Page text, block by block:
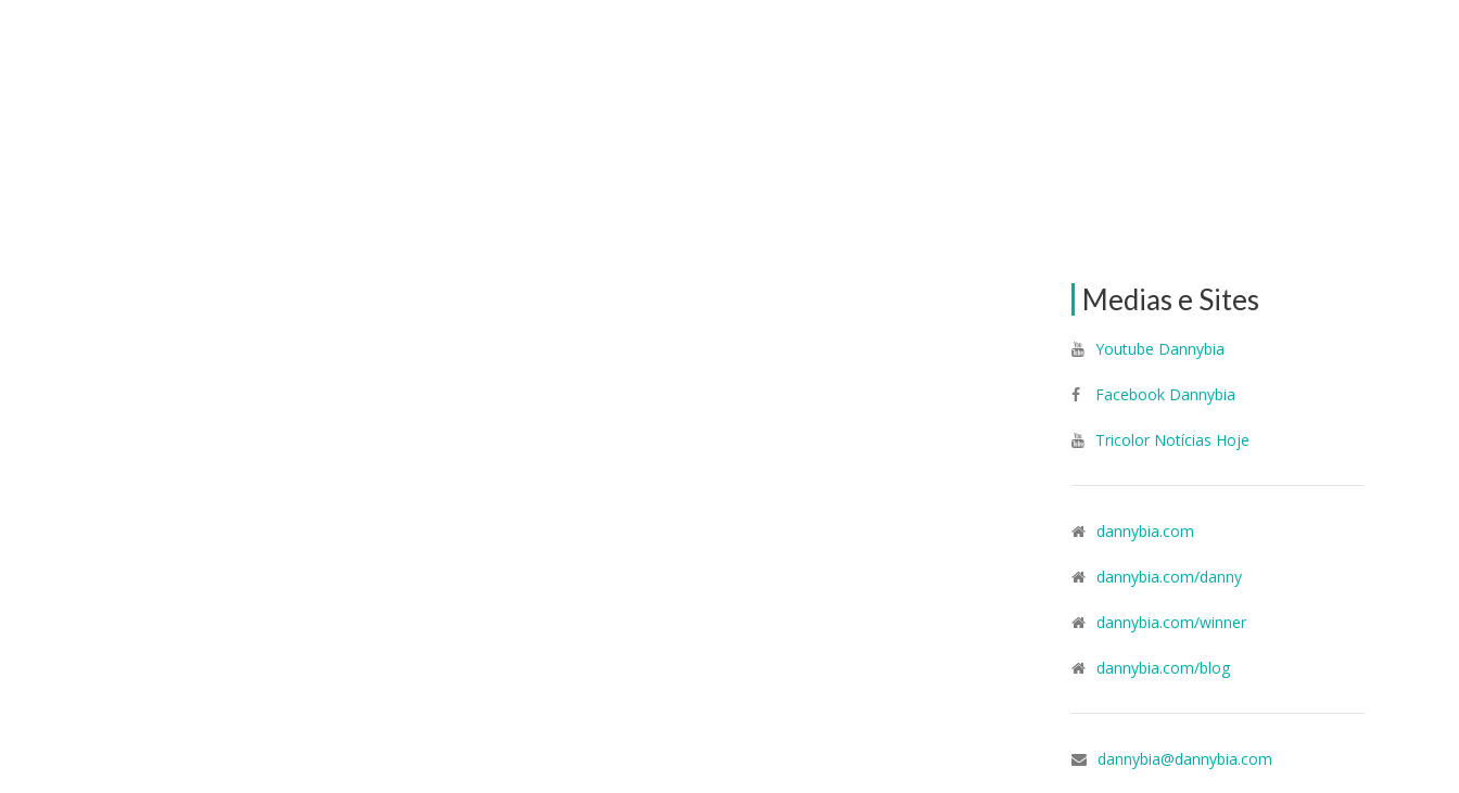
Medias e Sites
Youtube Dannybia
Facebook Dannybia
Tricolor Notícias Hoje
dannybia.com
dannybia.com/danny
dannybia.com/winner
dannybia.com/blog
dannybia@dannybia.com